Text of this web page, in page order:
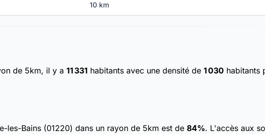
10 km
de 5km, il y a 11 331 habitants avec une densité de 1 030 habitants
les-Bains (01220) dans un rayon de 5km est de 84%. L'accès aux